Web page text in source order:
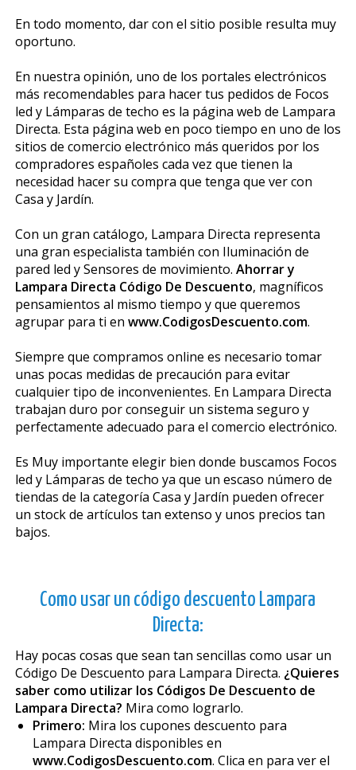
En todo momento, dar con el sitio posible resulta muy
oportuno.
En nuestra opinión, uno de los portales electrónicos
más recomendables para hacer tus pedidos de Focos
led y Lámparas de techo es la página web de Lampara
Directa. Esta página web en poco tiempo en uno de los
sitios de comercio electrónico más queridos por los
compradores españoles cada vez que tienen la
necesidad hacer su compra que tenga que ver con
Casa y Jardín.
Con un gran catálogo, Lampara Directa representa
una gran especialista también con Iluminación de
pared led y Sensores de movimiento. Ahorrar y
Lampara Directa Código De Descuento, magníficos
pensamientos al mismo tiempo y que queremos
agrupar para ti en www.CodigosDescuento.com.
Siempre que compramos online es necesario tomar
unas pocas medidas de precaución para evitar
cualquier tipo de inconvenientes. En Lampara Directa
trabajan duro por conseguir un sistema seguro y
perfectamente adecuado para el comercio electrónico.
Es Muy importante elegir bien donde buscamos Focos
led y Lámparas de techo ya que un escaso número de
tiendas de la categoría Casa y Jardín pueden ofrecer
un stock de artículos tan extenso y unos precios tan
bajos.
Como usar un código descuento Lampara
Directa:
Hay pocas cosas que sean tan sencillas como usar un
Código De Descuento para Lampara Directa. ¿Quieres
saber como utilizar los Códigos De Descuento de
Lampara Directa? Mira como lograrlo.
Primero: Mira los cupones descuento para
Lampara Directa disponibles en
www.CodigosDescuento.com. Clica en para ver el